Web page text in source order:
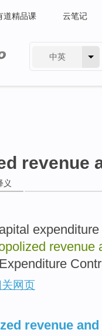
道精品课 云笔记
中英
revenue
义
revenue
网页
revenue